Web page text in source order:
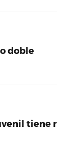
doble
tiene